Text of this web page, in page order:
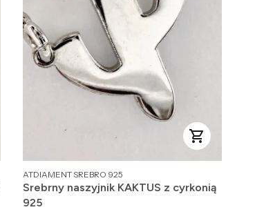
PRODUCENT
ATDIAMENT SREBRO 925
Srebrny naszyjnik KAKTUS z cyrkonią
925